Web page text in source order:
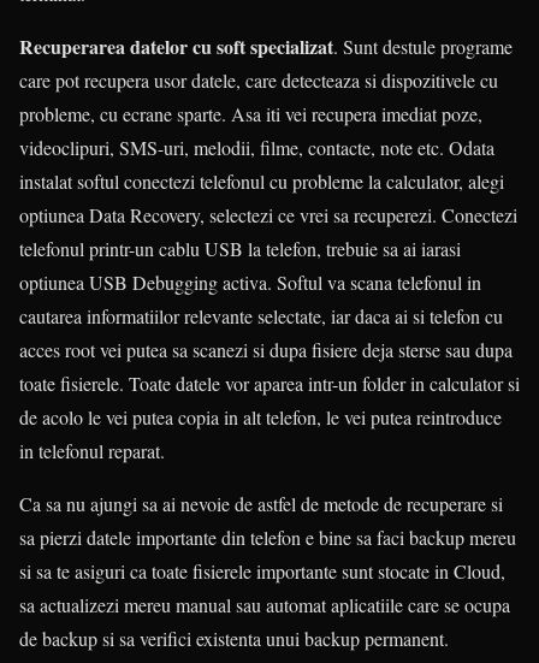
Recuperarea datelor cu soft specializat. Sunt destule programe
care pot recupera usor datele, care detecteaza si dispozitivele cu
probleme, cu ecrane sparte. Asa iti vei recupera imediat poze,
videoclipuri, SMS-uri, melodii, filme, contacte, note etc. Odata
instalat softul conectezi telefonul cu probleme la calculator, alegi
optiunea Data Recovery, selectezi ce vrei sa recuperezi. Conectezi
telefonul printr-un cablu USB la telefon, trebuie sa ai iarasi
optiunea USB Debugging activa. Softul va scana telefonul in
cautarea informatiilor relevante selectate, iar daca ai si telefon cu
acces root vei putea sa scanezi si dupa fisiere deja sterse sau dupa
toate fisierele. Toate datele vor aparea intr-un folder in calculator si
de acolo le vei putea copia in alt telefon, le vei putea reintroduce
in telefonul reparat.
Ca sa nu ajungi sa ai nevoie de astfel de metode de recuperare si
sa pierzi datele importante din telefon e bine sa faci backup mereu
si sa te asiguri ca toate fisierele importante sunt stocate in Cloud,
sa actualizezi mereu manual sau automat aplicatiile care se ocupa
de backup si sa verifici existenta unui backup permanent.